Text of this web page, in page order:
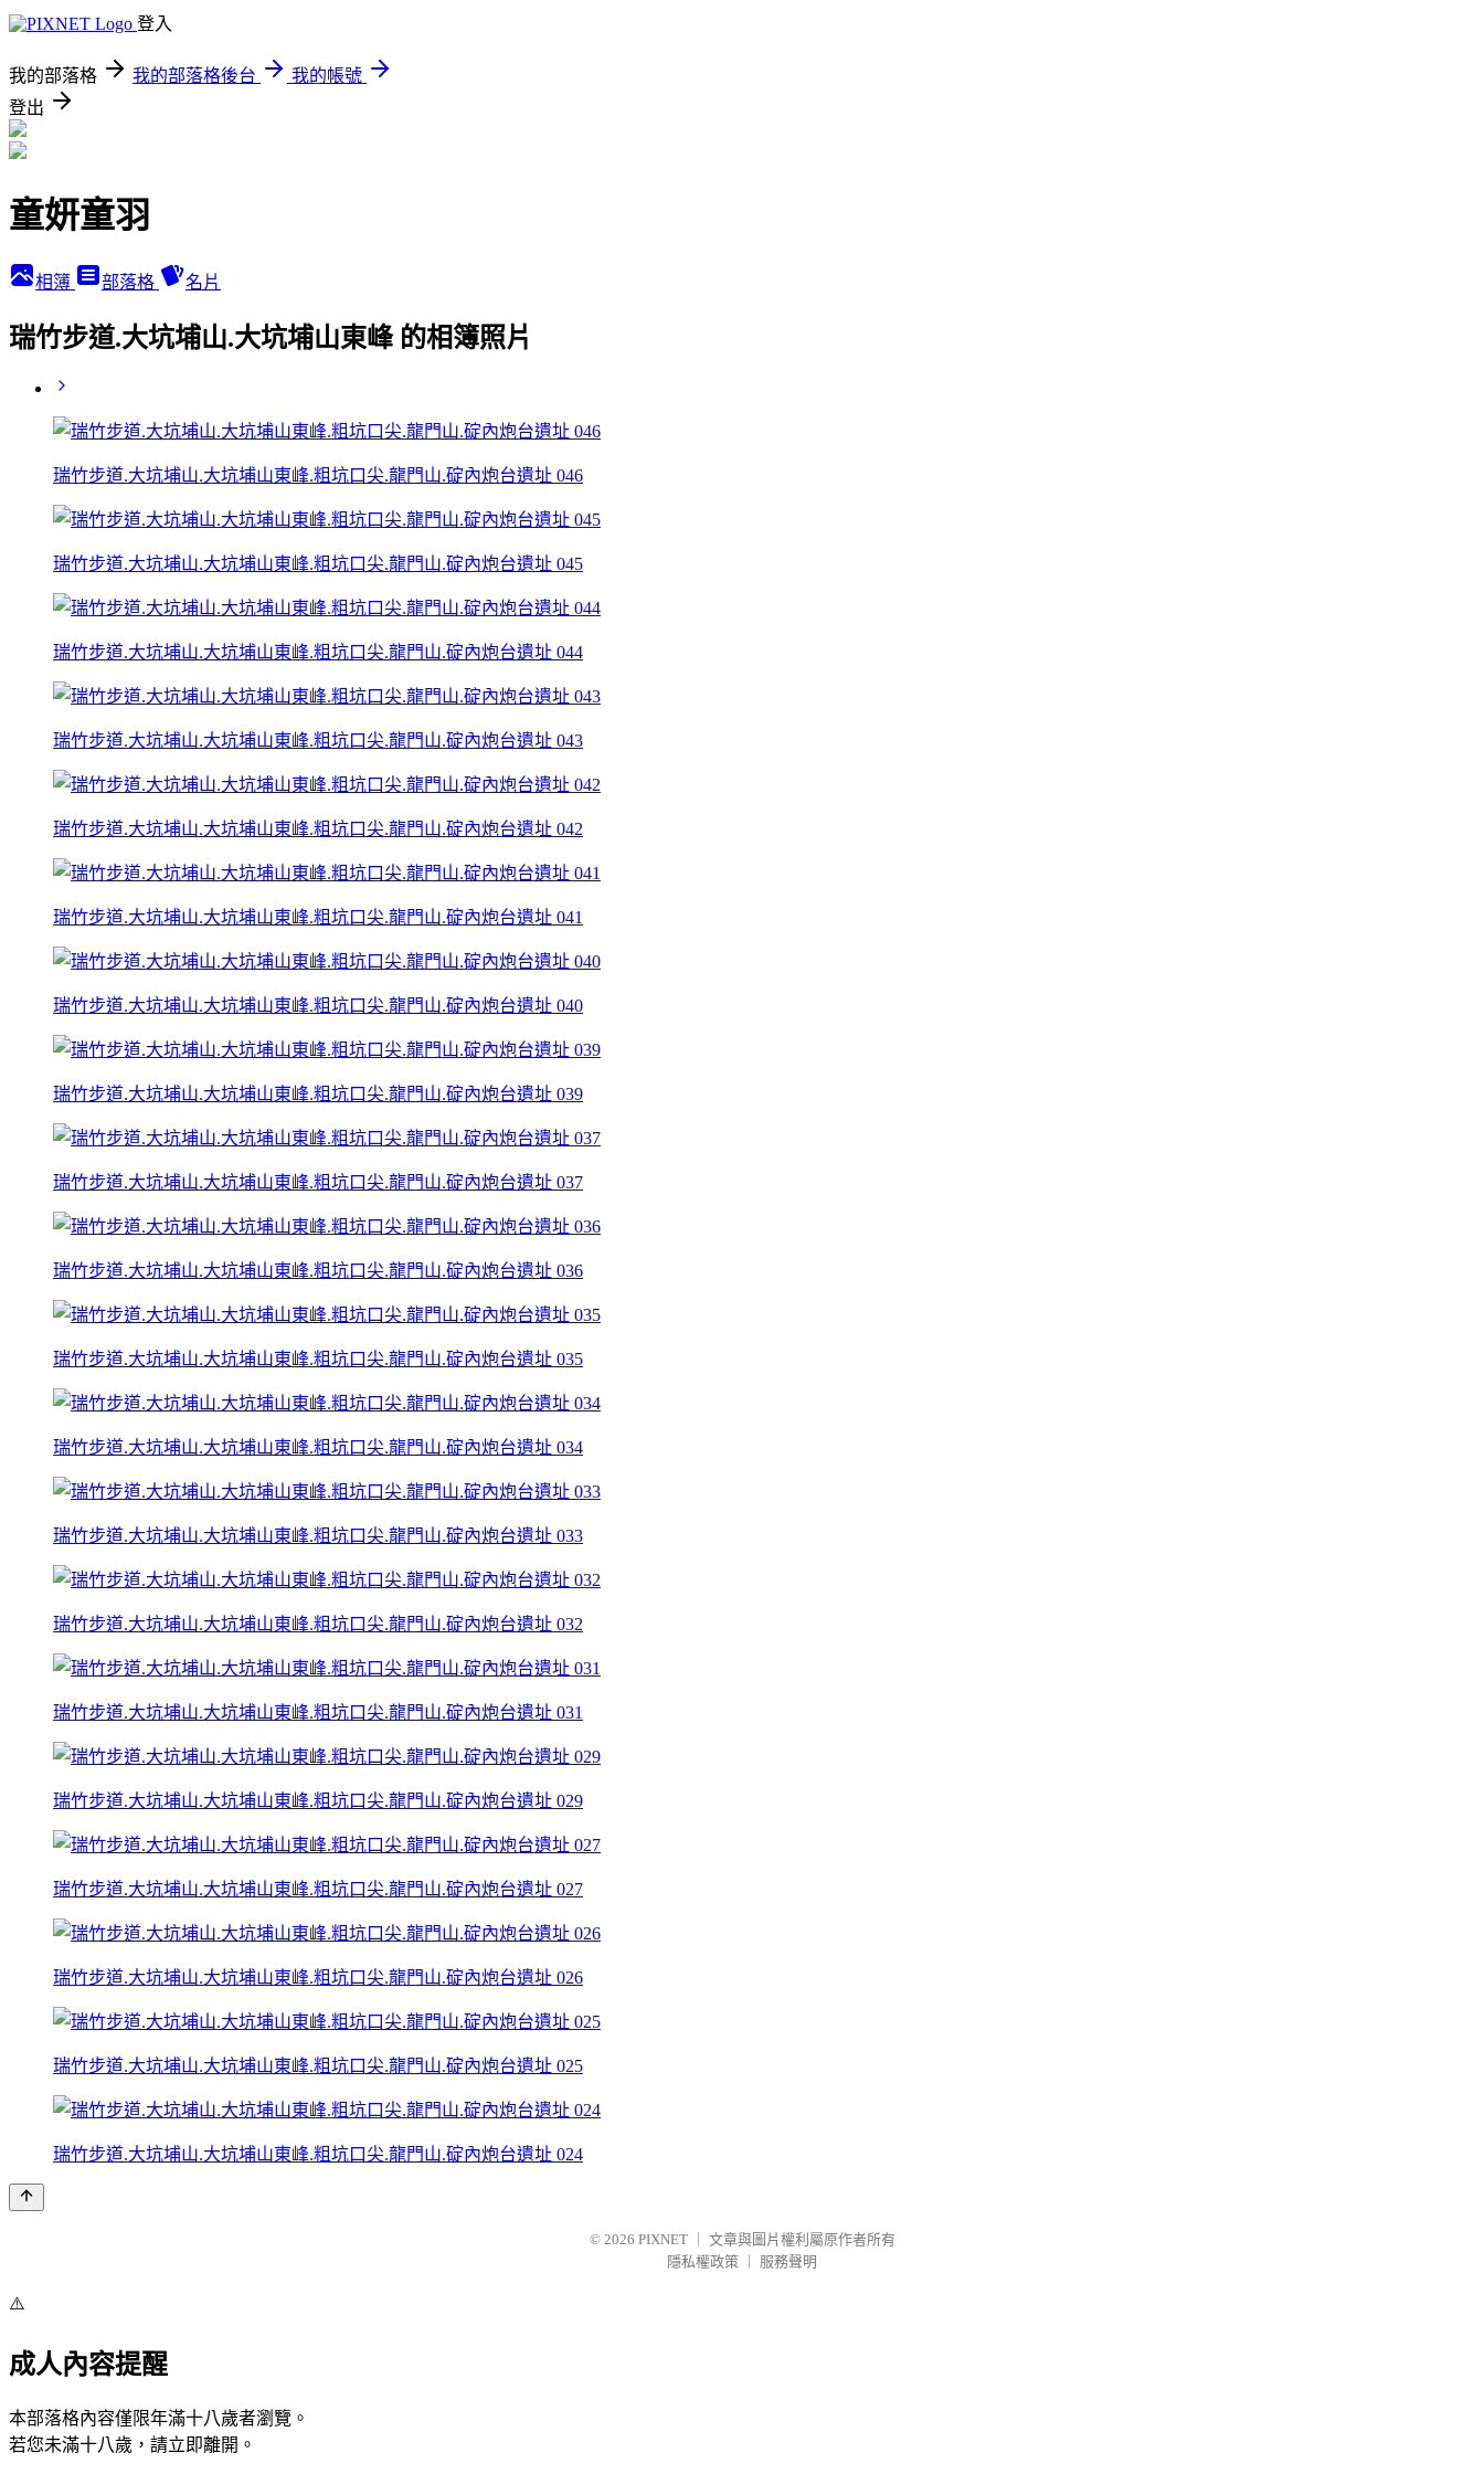
登入
我的部落格 我的部落格後台
我的帳號
登出
童妍童羽
相簿 部落格 名片
瑞竹步道.大坑埔山.大坑埔山東峰 的相簿照片
瑞竹步道.大坑埔山.大坑埔山東峰.粗坑口尖.龍門山.碇內炮台遺址 046
瑞竹步道.大坑埔山.大坑埔山東峰.粗坑口尖.龍門山.碇內炮台遺址 045
瑞竹步道.大坑埔山.大坑埔山東峰.粗坑口尖.龍門山.碇內炮台遺址 044
瑞竹步道.大坑埔山.大坑埔山東峰.粗坑口尖.龍門山.碇內炮台遺址 043
瑞竹步道.大坑埔山.大坑埔山東峰.粗坑口尖.龍門山.碇內炮台遺址 042
瑞竹步道.大坑埔山.大坑埔山東峰.粗坑口尖.龍門山.碇內炮台遺址 041
瑞竹步道.大坑埔山.大坑埔山東峰.粗坑口尖.龍門山.碇內炮台遺址 040
瑞竹步道.大坑埔山.大坑埔山東峰.粗坑口尖.龍門山.碇內炮台遺址 039
瑞竹步道.大坑埔山.大坑埔山東峰.粗坑口尖.龍門山.碇內炮台遺址 037
瑞竹步道.大坑埔山.大坑埔山東峰.粗坑口尖.龍門山.碇內炮台遺址 036
瑞竹步道.大坑埔山.大坑埔山東峰.粗坑口尖.龍門山.碇內炮台遺址 035
瑞竹步道.大坑埔山.大坑埔山東峰.粗坑口尖.龍門山.碇內炮台遺址 034
瑞竹步道.大坑埔山.大坑埔山東峰.粗坑口尖.龍門山.碇內炮台遺址 033
瑞竹步道.大坑埔山.大坑埔山東峰.粗坑口尖.龍門山.碇內炮台遺址 032
瑞竹步道.大坑埔山.大坑埔山東峰.粗坑口尖.龍門山.碇內炮台遺址 031
瑞竹步道.大坑埔山.大坑埔山東峰.粗坑口尖.龍門山.碇內炮台遺址 029
瑞竹步道.大坑埔山.大坑埔山東峰.粗坑口尖.龍門山.碇內炮台遺址 027
瑞竹步道.大坑埔山.大坑埔山東峰.粗坑口尖.龍門山.碇內炮台遺址 026
瑞竹步道.大坑埔山.大坑埔山東峰.粗坑口尖.龍門山.碇內炮台遺址 025
瑞竹步道.大坑埔山.大坑埔山東峰.粗坑口尖.龍門山.碇內炮台遺址 024
© 2026 PIXNET
文章與圖片權利屬原作者所有
隱私權政策
服務聲明
⚠️
成人內容提醒
本部落格內容僅限年滿十八歲者瀏覽。
若您未滿十八歲，請立即離開。